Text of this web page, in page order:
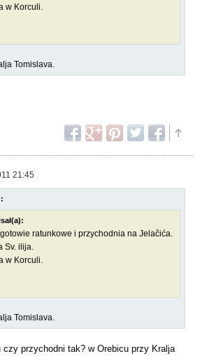
w Korculi.
Tomislava.
21:45
ratunkowe i przychodnia na Jelačića.
Sv. ilija.
w Korculi.
Tomislava.
przychodni tak? w Orebicu przy Kralja